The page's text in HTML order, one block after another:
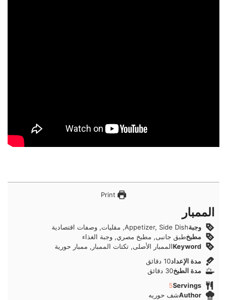
Print
الممبار
وجبةAppetizer, Side Dish, مقليات, وصفات اقتصادية
مطبخطبق جانبى, مطبخ مصري, وجبة الغذاء
Keywordالممبار الأصلى, تكتات الممبار, ممبار حورية
مدة الإعداد10دقائق
دقائق
مدة الطبخ30 دقائق
دقائق
Servings
5
Authorشف حوريه